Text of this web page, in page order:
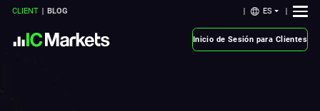
CLIENT BLOG ES
Inicio de Sesión para Clientes